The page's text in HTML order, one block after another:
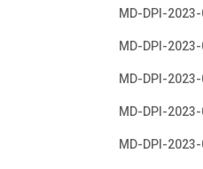
MD-DPI-
MD-DPI-
MD-DPI-
MD-DPI-
MD-DPI-